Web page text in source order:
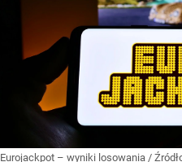
Eurojackpot – wyniki losowania /